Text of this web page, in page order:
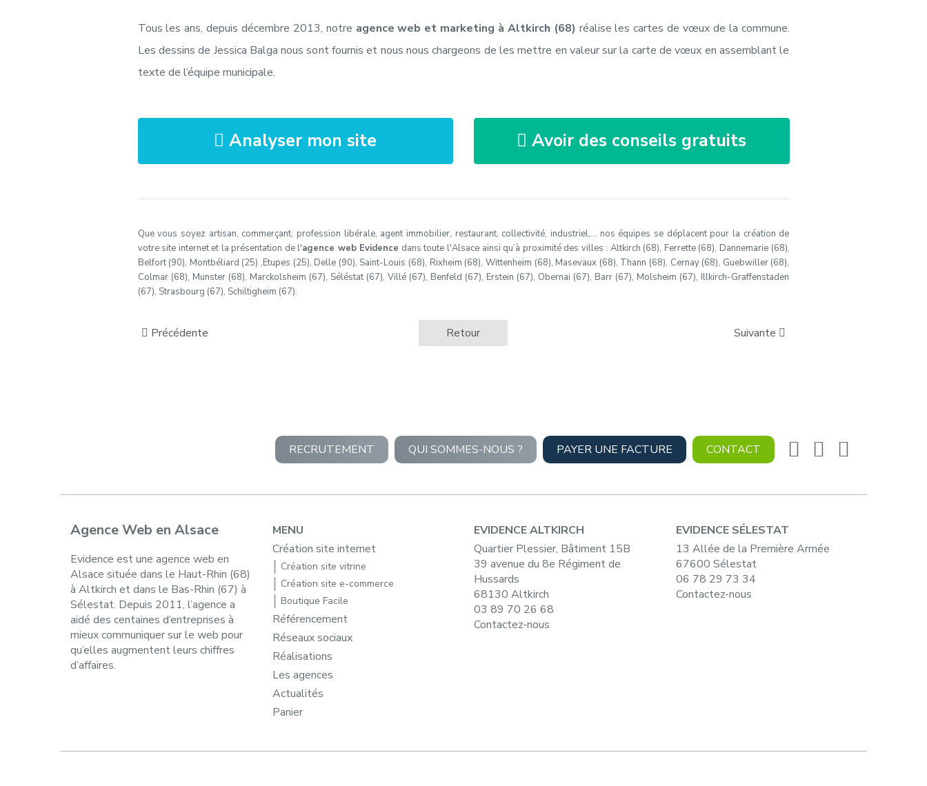
Tous les ans, depuis décembre 2013, notre agence web et marketing à Altkirch (68) réalise les cartes de vœux de la commune.
Les dessins de Jessica Balga nous sont fournis et nous nous chargeons de les mettre en valeur sur la carte de vœux en assemblant le
texte de l’équipe municipale.
Analyser mon site Avoir des conseils gratuits
Que vous soyez artisan, commerçant, profession libérale, agent immobilier, restaurant, collectivité, industriel,… nos équipes se déplacent pour la création de
votre site internet et la présentation de l'agence web Evidence dans toute l'Alsace ainsi qu’à proximité des villes : Altkirch (68), Ferrette (68), Dannemarie (68),
Belfort (90), Montbéliard (25) ,Etupes (25), Delle (90), Saint-Louis (68), Rixheim (68), Wittenheim (68), Masevaux (68), Thann (68), Cernay (68), Guebwiller (68),
Colmar (68), Munster (68), Marckolsheim (67), Séléstat (67), Villé (67), Benfeld (67), Erstein (67), Obernai (67), Barr (67), Molsheim (67), Illkirch-Graffenstaden
(67), Strasbourg (67), Schiltigheim (67).
Précédente Retour Suivante
RECRUTEMENT QUI SOMMES-NOUS ? PAYER UNE FACTURE CONTACT
Agence Web en Alsace
Evidence est une agence web en
Alsace située dans le Haut-Rhin (68)
à Altkirch et dans le Bas-Rhin (67) à
Sélestat. Depuis 2011, l’agence a
aidé des centaines d’entreprises à
mieux communiquer sur le web pour
qu’elles augmentent leurs chiffres
d’affaires.
MENU
Création site internet
Création site vitrine
Création site e-commerce
Boutique Facile
Référencement
Réseaux sociaux
Réalisations
Les agences
Actualités
Panier
EVIDENCE ALTKIRCH
Quartier Plessier, Bâtiment 15B
39 avenue du 8e Régiment de
Hussards
68130 Altkirch
03 89 70 26 68
Contactez-nous
EVIDENCE SÉLESTAT
13 Allée de la Première Armée
67600 Sélestat
06 78 29 73 34
Contactez-nous